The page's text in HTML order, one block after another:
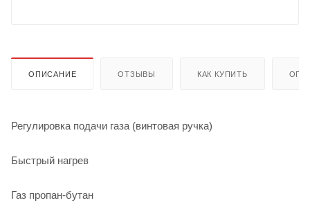
ОПИСАНИЕ ОТЗЫВЫ КАК КУПИТЬ
Регулировка подачи газа (винтовая ручка)
Быстрый нагрев
Газ пропан-бутан